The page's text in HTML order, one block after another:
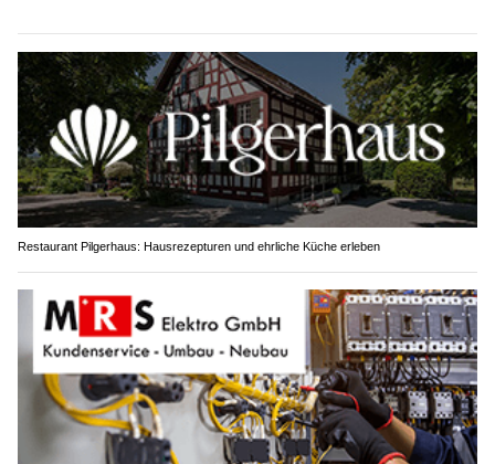
Restaurant Pilgerhaus: Hausrezepturen und ehrliche Küche erleben